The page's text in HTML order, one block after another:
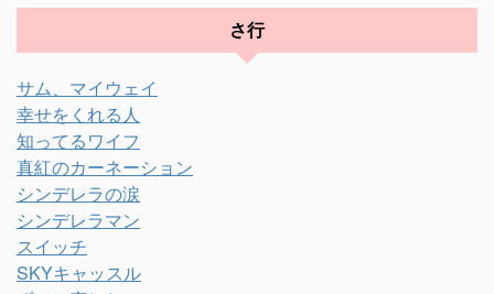
さ行
サム、マイウェイ
幸せをくれる人
知ってるワイフ
真紅のカーネーション
シンデレラの涙
シンデレラマン
スイッチ
SKYキャッスル